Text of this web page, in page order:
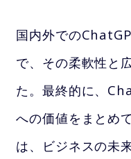
国内外での
で、その柔軟性と
た。最終的に、
への価値をまとめ
は、ビジネスの未